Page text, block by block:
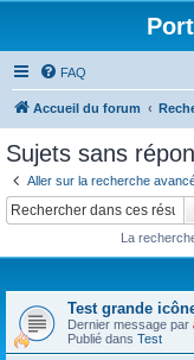
FAQ
Accueil du forum
Sujets sans
Aller sur la recherche
La
Test grande
Dernier message par
Publié dans Test